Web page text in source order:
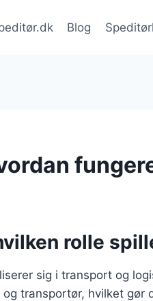
Blog
rolle
sig i transport og
transportør, hvilket gør